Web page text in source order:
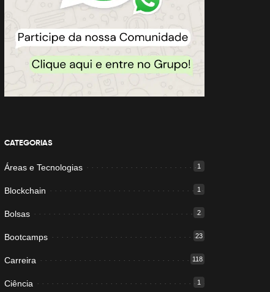
CATEGORIAS
Áreas e Tecnologias 1
Blockchain 1
Bolsas 2
Bootcamps 23
Carreira 118
Ciência 1